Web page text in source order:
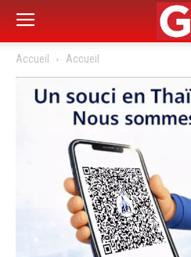
Accueil Accueil